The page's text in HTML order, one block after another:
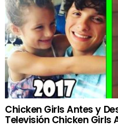
Chicken Girls Antes y
Televisión Chicken Girls